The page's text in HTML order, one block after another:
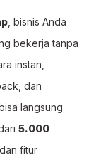
, bisnis Anda
bekerja tanpa
instan,
dan
langsung
5.000
fitur